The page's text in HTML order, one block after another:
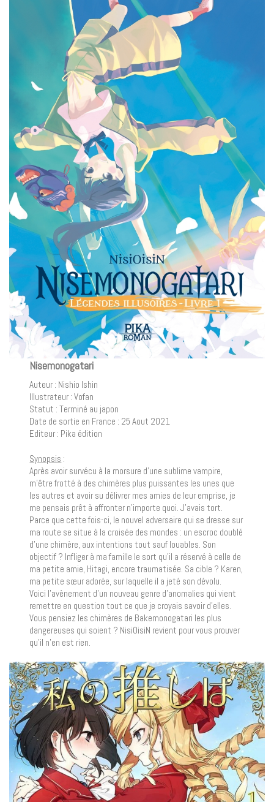
Nisemonogatari
Auteur : Nishio Ishin
Illustrateur : Vofan
Statut : Terminé au japon
Date de sortie en France : 25 Aout 2021
Editeur : Pika édition
Synopsis :
Après avoir survécu à la morsure d’une sublime vampire,
m’être frotté à des chimères plus puissantes les unes que
les autres et avoir su délivrer mes amies de leur emprise, je
me pensais prêt à affronter n’importe quoi. J’avais tort.
Parce que cette fois-ci, le nouvel adversaire qui se dresse sur
ma route se situe à la croisée des mondes : un escroc doublé
d’une chimère, aux intentions tout sauf louables. Son
objectif ? Infliger à ma famille le sort qu’il a réservé à celle de
ma petite amie, Hitagi, encore traumatisée. Sa cible ? Karen,
ma petite sœur adorée, sur laquelle il a jeté son dévolu.
Voici l’avènement d’un nouveau genre d’anomalies qui vient
remettre en question tout ce que je croyais savoir d’elles.
Vous pensiez les chimères de Bakemonogatari les plus
dangereuses qui soient ? NisiOisiN revient pour vous prouver
qu’il n’en est rien.